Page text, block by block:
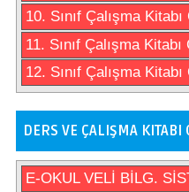
10. Sınıf Çalışma Kitabı
11. Sınıf Çalışma Kitabı
12. Sınıf Çalışma Kitabı
DERS VE ÇALIŞMA KITABI
E-OKUL VELİ BİLG.